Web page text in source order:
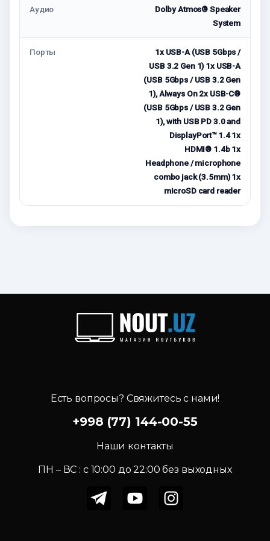
Аудио
Dolby Atmos® Speaker
System
Порты
1x USB-A (USB 5Gbps /
USB 3.2 Gen 1) 1x USB-A
(USB 5Gbps / USB 3.2 Gen
1), Always On 2x USB-C®
(USB 5Gbps / USB 3.2 Gen
1), with USB PD 3.0 and
DisplayPort™ 1.4 1x
HDMI® 1.4b 1x
Headphone / microphone
combo jack (3.5mm) 1x
microSD card reader
Есть вопросы? Свяжитесь с нами!
+998 (77) 144-00-55
Наши контакты
ПН – ВС : c 10:00 до 22:00 без выходных